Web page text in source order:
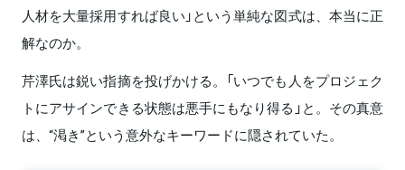
人材を大量採用すれば良い」という単純な図式は、本当に正
解なのか。
芹澤氏は鋭い指摘を投げかける。「いつでも人をプロジェク
トにアサインできる状態は悪手にもなり得る」と。その真意
は、“渇き”という意外なキーワードに隠されていた。